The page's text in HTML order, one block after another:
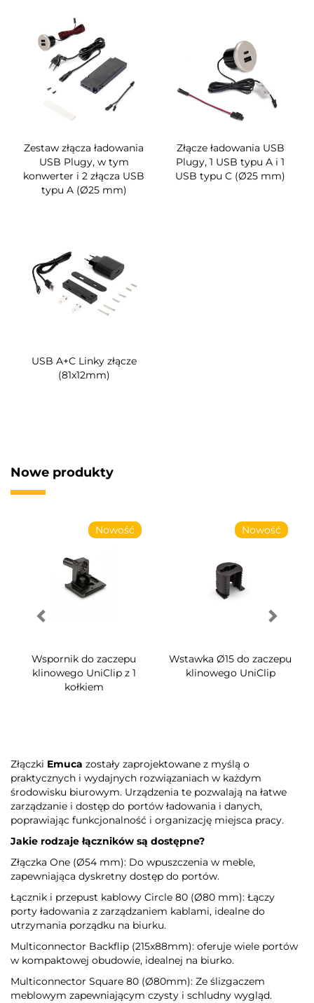
Zestaw złącza ładowania
USB Plugy, w tym
konwerter i 2 złącza USB
typu A (Ø25 mm)
Złącze ładowania USB
Plugy, 1 USB typu A i 1
USB typu C (Ø25 mm)
USB A+C Linky złącze
(81x12mm)
Nowe produkty
Nowość
Wspornik do zaczepu
klinowego UniClip z 1
kołkiem
Nowość
Wstawka Ø15 do zaczepu
klinowego UniClip
Złączki Emuca zostały zaprojektowane z myślą o
praktycznych i wydajnych rozwiązaniach w każdym
środowisku biurowym. Urządzenia te pozwalają na łatwe
zarządzanie i dostęp do portów ładowania i danych,
poprawiając funkcjonalność i organizację miejsca pracy.
Jakie rodzaje łączników są dostępne?
Złączka One (Ø54 mm): Do wpuszczenia w meble,
zapewniająca dyskretny dostęp do portów.
Łącznik i przepust kablowy Circle 80 (Ø80 mm): Łączy
porty ładowania z zarządzaniem kablami, idealne do
utrzymania porządku na biurku.
Multiconnector Backflip (215x88mm): oferuje wiele portów
w kompaktowej obudowie, idealnej na biurko.
Multiconnector Square 80 (Ø80mm): Ze ślizgaczem
meblowym zapewniającym czysty i schludny wygląd.